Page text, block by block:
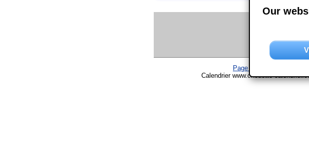
Page d'accueil
Calendrier www.chouette-
Our